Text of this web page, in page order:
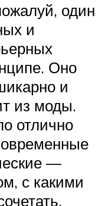
один
и
Оно
и
из моды.
отлично
—
с какими